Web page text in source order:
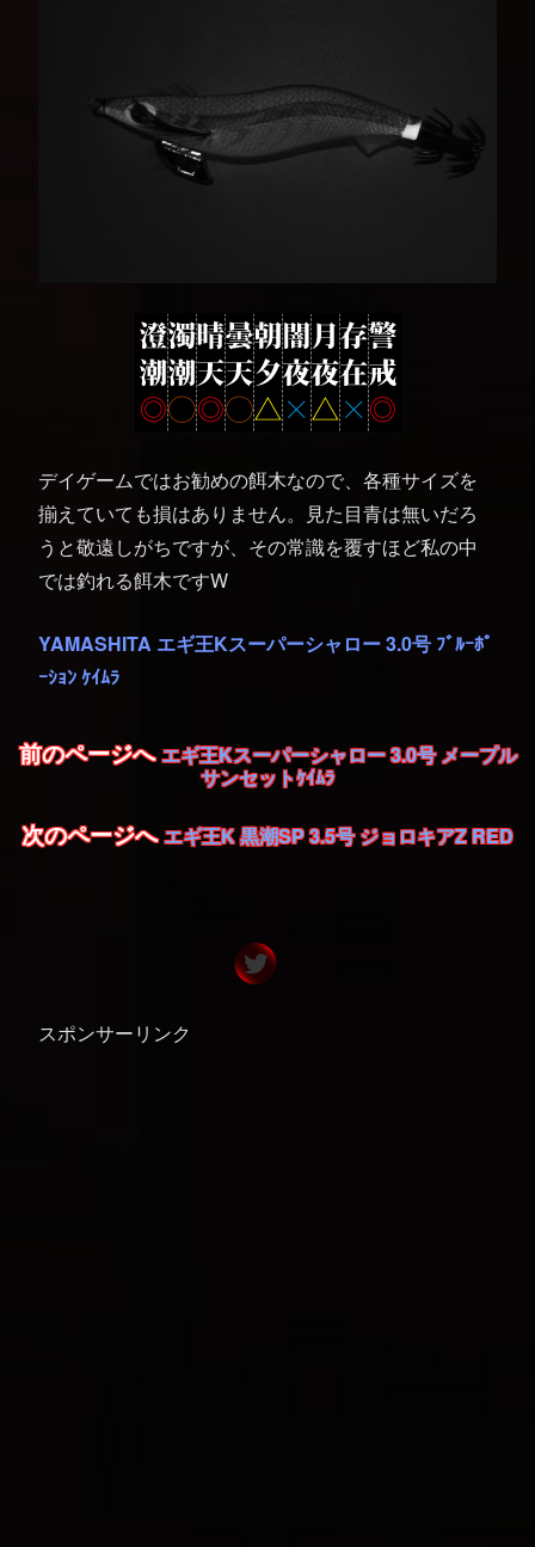
デイゲームではお勧めの餌木なので、各種サイズを
揃えていても損はありません。見た目青は無いだろ
うと敬遠しがちですが、その常識を覆すほど私の中
では釣れる餌木ですW
YAMASHITA エギ王Kスーパーシャロー 3.0号 ﾌﾞﾙｰﾎﾟ
ｰｼｮﾝ ｹｲﾑﾗ
前のページへエギ王Kスーパーシャロー 3.0号 メープル
サンセットｹｲﾑﾗ
次のページへエギ王K 黒潮SP 3.5号 ジョロキアZ RED
スポンサーリンク